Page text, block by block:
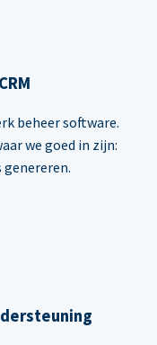
beheer software.
we goed in zijn: